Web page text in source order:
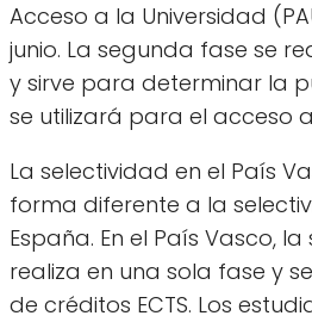
Acceso a la Universidad
junio. La segunda fase se
y sirve para determinar la
se utilizará para el acceso
La selectividad en el País
forma diferente a la
España. En el País Vasco,
realiza en una sola fase y
de créditos ECTS. Los